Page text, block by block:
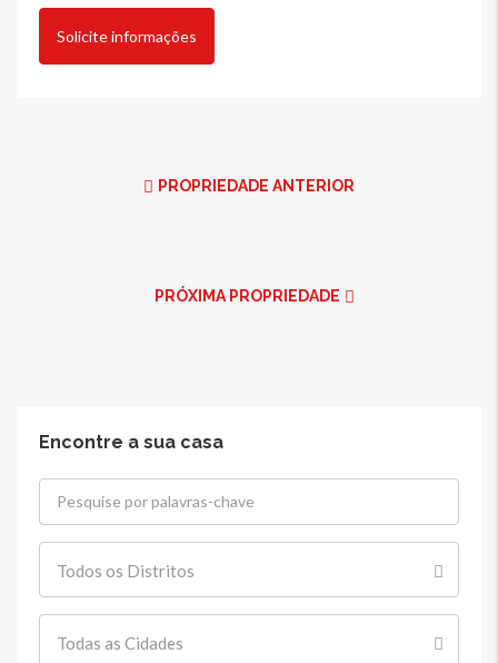
Solicite informações
PROPRIEDADE ANTERIOR
PRÓXIMA PROPRIEDADE
Encontre a sua casa
Todos os Distritos
Todas as Cidades